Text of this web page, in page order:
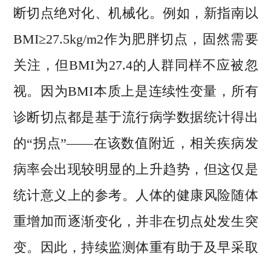
断切点绝对化、机械化。例如，新指南以
BMI≥27.5kg/m2作为肥胖切点，固然需要
关注，但BMI为27.4的人群同样不应被忽
视。因为BMI本质上是连续性变量，所有
诊断切点都是基于流行病学数据统计得出
的“拐点”——在该数值附近，相关疾病发
病率会出现较明显的上升趋势，但这仅是
统计意义上的参考。人体的健康风险随体
重增加而逐渐变化，并非在切点处发生突
变。因此，持续监测体重有助于及早采取